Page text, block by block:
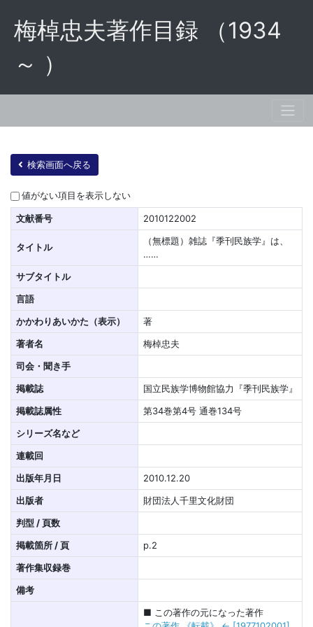
梅棹忠夫著作目録 （1934
～ ）
検索画面へ戻る
値がない項目を表示しない
文献番号 2010122002
タイトル
（無標題）雑誌『季刊民族学』は、
……
サブタイトル
言語
かかわりあいかた（表示）
著
著者名
梅棹忠夫
司会・聞き手
掲載誌
国立民族学博物館協力『季刊民族学』
掲載誌属性
第34巻第4号 通巻134号
シリーズ名など
連載回
出版年月日
2010.12.20
出版者
財団法人千里文化財団
判型 / 頁数
掲載箇所 / 頁
p.2
著作集収録巻
備考
■ この著作の元になった著作